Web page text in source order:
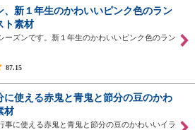
、新１年生のかわいいピンク色のラン
ト素材
ーズンです。新１年生のかわいいピンク色のラン
87.15
に使える赤鬼と青鬼と節分の豆のかわ
材
事に使える赤鬼と青鬼と節分の豆のかわいいイラ